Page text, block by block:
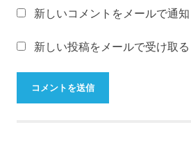
物
施
七
新しいコメントをメールで通知
新しい投稿をメールで受け取る